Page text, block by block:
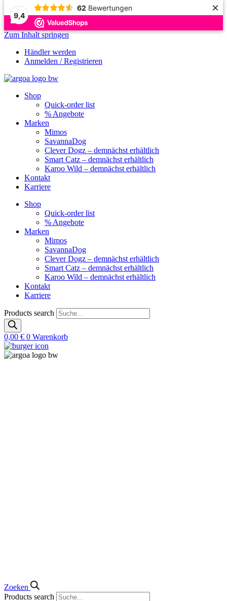
9,4
62 Bewertungen ×
Zum Inhalt springen
Händler werden
Anmelden / Registrieren
Shop
Quick-order list
% Angebote
Marken
Mimos
SavannaDog
Clever Dogz – demnächst erhältlich
Smart Catz – demnächst erhältlich
Karoo Wild – demnächst erhältlich
Kontakt
Karriere
Shop
Quick-order list
% Angebote
Marken
Mimos
SavannaDog
Clever Dogz – demnächst erhältlich
Smart Catz – demnächst erhältlich
Karoo Wild – demnächst erhältlich
Kontakt
Karriere
Products search
0,00 € 0 Warenkorb
Zoeken
Products search